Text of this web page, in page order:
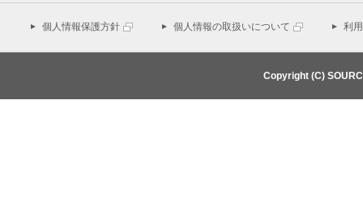
個人情報保護方針 個人情報の取扱いについて 利
Copyright (C)